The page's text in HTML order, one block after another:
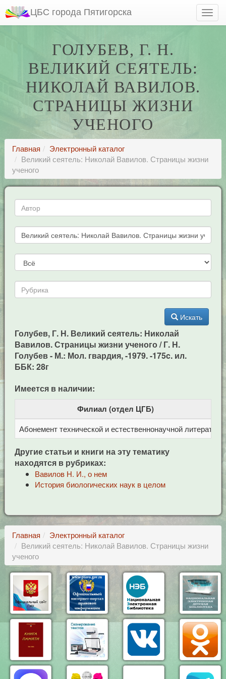
ЦБС города Пятигорска
ГОЛУБЕВ, Г. Н.
ВЕЛИКИЙ СЕЯТЕЛЬ:
НИКОЛАЙ ВАВИЛОВ.
СТРАНИЦЫ ЖИЗНИ
УЧЕНОГО
Главная
Электронный каталог
Великий сеятель: Николай Вавилов. Страницы жизни
ученого
Искать
Голубев, Г. Н. Великий сеятель: Николай
Вавилов. Страницы жизни ученого / Г. Н.
Голубев - М.: Мол. гвардия, -1979. -175c. ил.
ББК: 28г
Имеется в наличии:
Филиал (отдел ЦГБ)
Абонемент технической и естественнонаучной литерат
Другие статьи и книги на эту тематику
находятся в рубриках:
Вавилов Н. И., о нем
История биологических наук в целом
Главная
Электронный каталог
Великий сеятель: Николай Вавилов. Страницы жизни
ученого